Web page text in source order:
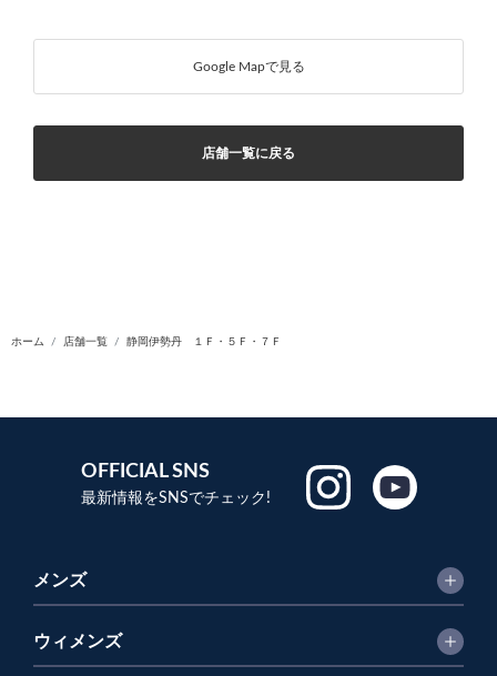
Google Mapで見る
店舗一覧に戻る
ホーム 店舗一覧 静岡伊勢丹 １Ｆ・５Ｆ・７Ｆ
OFFICIAL SNS
最新情報をSNSでチェック!
メンズ
ウィメンズ